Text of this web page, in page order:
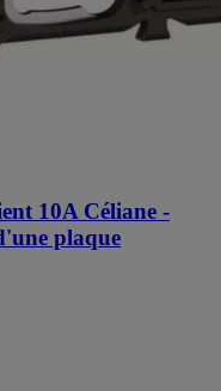
10A Céliane -
plaque